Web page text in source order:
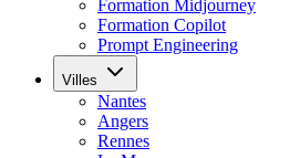
Formation Midjourney
Formation Copilot
Prompt Engineering
Villes
Nantes
Angers
Rennes